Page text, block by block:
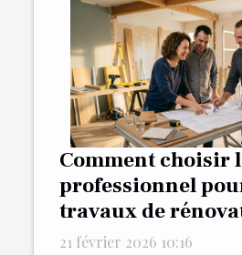
Comment choisir
professionnel
travaux de
21 février 2026 10:16